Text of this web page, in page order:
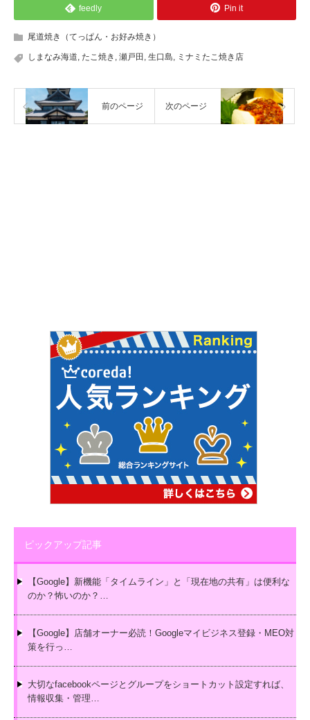
feedly Pin it
尾道焼き（てっぱん・お好み焼き）
しまなみ海道 たこ焼き 瀬戸田 生口島 ミナミたこ焼き店
前のページ 次のページ
ピックアップ記事
【Google】新機能「タイムライン」と「現在地の共有」は便利な
のか？怖いのか？…
【Google】店舗オーナー必読！Googleマイビジネス登録・MEO対
策を行っ…
大切なfacebookページとグループをショートカット設定すれば、
情報収集・管理…